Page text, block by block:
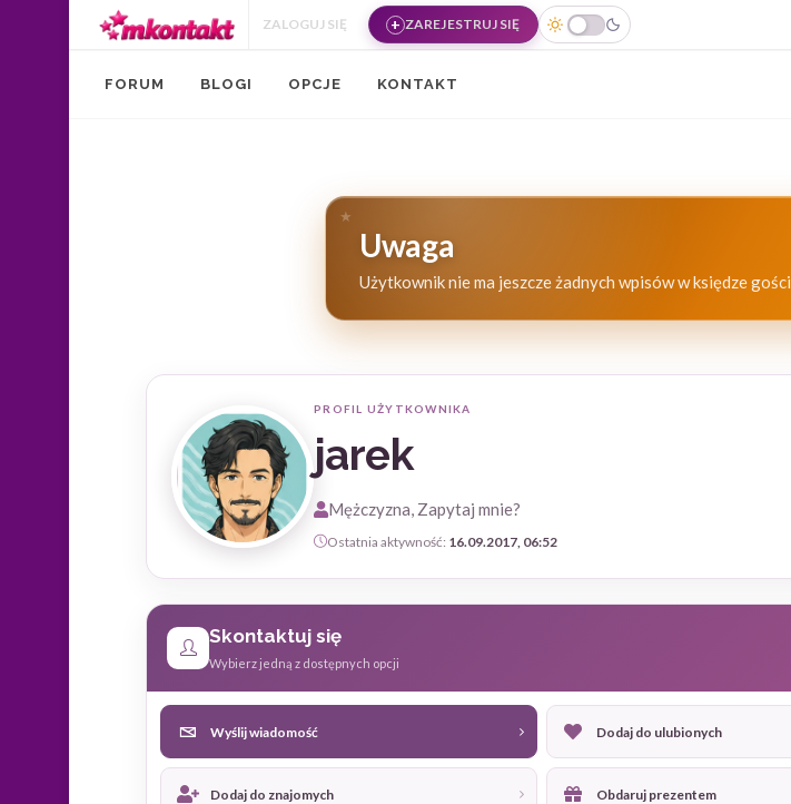
ZALOGUJ SIĘ
ZAREJESTRUJ SIĘ
FORUM BLOGI OPCJE KONTAKT
Uwaga
Użytkownik nie ma jeszcze żadnych wpisów w księdze gości.
PROFIL UŻYTKOWNIKA
jarek
Mężczyzna, Zapytaj mnie?
Ostatnia aktywność: 16.09.2017, 06:52
Skontaktuj się
Wybierz jedną z dostępnych opcji
Wyślij wiadomość Dodaj do ulubionych
Dodaj do znajomych Obdaruj prezentem